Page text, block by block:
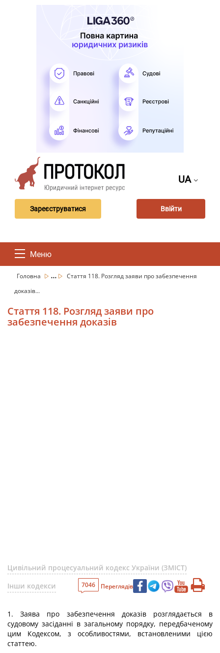
UA
Зареєструватися Ввійти
Меню
Головна ...
Стаття 118. Розгляд заяви про забезпечення
доказів...
Стаття 118. Розгляд заяви про
забезпечення доказів
Цивільний процесуальний кодекс України (ЗМІСТ)
Інши кодекси
7046 Переглядів
1. Заява про забезпечення доказів розглядається в
судовому засіданні в загальному порядку, передбаченому
цим Кодексом, з особливостями, встановленими цією
статтею.